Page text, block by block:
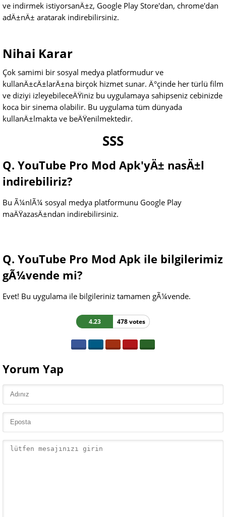
ve indirmek istiyorsanÄ±z, Google Play Store'dan, chrome'dan
adÄ±nÄ± aratarak indirebilirsiniz.
Nihai Karar
Çok samimi bir sosyal medya platformudur ve
kullanÄ±cÄ±larÄ±na birçok hizmet sunar. Ä°çinde her türlü film
ve diziyi izleyebileceÄŸiniz bu uygulamaya sahipseniz cebinizde
koca bir sinema olabilir. Bu uygulama tüm dünyada
kullanÄ±lmakta ve beÄŸenilmektedir.
SSS
Q. YouTube Pro Mod Apk'yÄ± nasÄ±l
indirebiliriz?
Bu Ã¼nlÃ¼ sosyal medya platformunu Google Play
maÄŸazasÄ±ndan indirebilirsiniz.
Q. YouTube Pro Mod Apk ile bilgilerimiz
gÃ¼vende mi?
Evet! Bu uygulama ile bilgileriniz tamamen gÃ¼vende.
4.23 478 votes
Yorum Yap